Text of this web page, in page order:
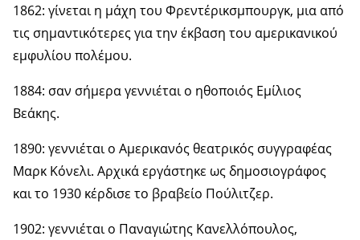
1862: γίνεται η μάχη του Φρεντέρικσμπουργκ, μια από
τις σημαντικότερες για την έκβαση του αμερικανικού
εμφυλίου πολέμου.
1884: σαν σήμερα γεννιέται ο ηθοποιός Εμίλιος
Βεάκης.
1890: γεννιέται ο Αμερικανός θεατρικός συγγραφέας
Μαρκ Κόνελι. Αρχικά εργάστηκε ως δημοσιογράφος
και το 1930 κέρδισε το βραβείο Πούλιτζερ.
1902: γεννιέται ο Παναγιώτης Κανελλόπουλος,